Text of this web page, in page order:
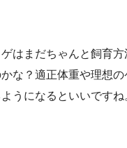
はまだちゃんと飼育
な？適正体重や理想
うになるといいですね